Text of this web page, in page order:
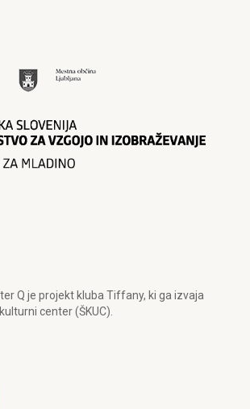
Q je projekt kluba Tiffany, ki ga izvaja
center (ŠKUC).